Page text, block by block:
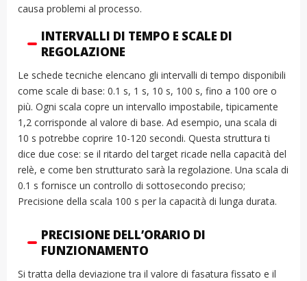
causa problemi al processo.
INTERVALLI DI TEMPO E SCALE DI
REGOLAZIONE
Le schede tecniche elencano gli intervalli di tempo disponibili
come scale di base: 0.1 s, 1 s, 10 s, 100 s, fino a 100 ore o
più. Ogni scala copre un intervallo impostabile, tipicamente
1,2 corrisponde al valore di base. Ad esempio, una scala di
10 s potrebbe coprire 10-120 secondi. Questa struttura ti
dice due cose: se il ritardo del target ricade nella capacità del
relè, e come ben strutturato sarà la regolazione. Una scala di
0.1 s fornisce un controllo di sottosecondo preciso;
Precisione della scala 100 s per la capacità di lunga durata.
PRECISIONE DELL’ORARIO DI
FUNZIONAMENTO
Si tratta della deviazione tra il valore di fasatura fissato e il